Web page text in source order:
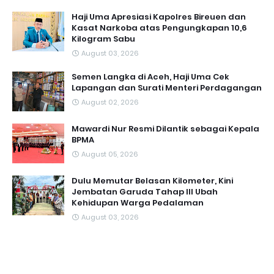
Haji Uma Apresiasi Kapolres Bireuen dan
Kasat Narkoba atas Pengungkapan 10,6
Kilogram Sabu
August 03, 2026
Semen Langka di Aceh, Haji Uma Cek
Lapangan dan Surati Menteri Perdagangan
August 02, 2026
Mawardi Nur Resmi Dilantik sebagai Kepala
BPMA
August 05, 2026
Dulu Memutar Belasan Kilometer, Kini
Jembatan Garuda Tahap III Ubah
Kehidupan Warga Pedalaman ‎
August 03, 2026